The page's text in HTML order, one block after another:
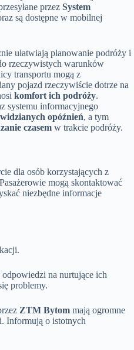
przez System
są dostępne w mobilnej
ułatwiają planowanie podróży i
rzeczywistych warunków
transportu mogą z
pojazd rzeczywiście dotrze na
komfort ich podróży.
systemu informacyjnego
opóźnień, a tym
czasem w trakcie podróży.
dla osób korzystających z
mogą skontaktować
niezbędne informacje
na nurtujące ich
problemy.
ZTM Bytom mają ogromne
Informują o istotnych